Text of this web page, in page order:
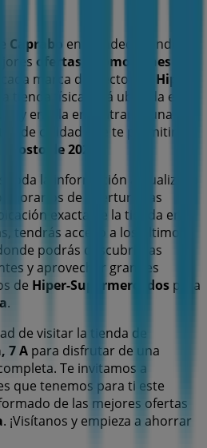
Caprabo
en Tiendeo, donde
ofertas promociones
marca del sector de Hiper-
tienda física está ubicada en
, y en ella encontrarás una
de calidad que te permitirán
agosto de 2026
toda la información actualizada
horarios de apertura, las
exacta de la tienda en
tendrás acceso a los últimos
podrás descubrir las
y aprovechar grandes
de Hiper-Supermercados para
.
de visitar la tienda de
7 A para disfrutar de una
Te invitamos a
que tenemos para ti este
de las mejores ofertas
. ¡Visítanos y empieza a ahorrar